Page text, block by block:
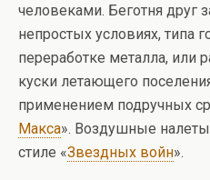
человеками. Беготня друг
непростых условиях, типа
переработке металла, или
куски летающего
применением подручных
Макса». Воздушные
стиле «Звездных войн».